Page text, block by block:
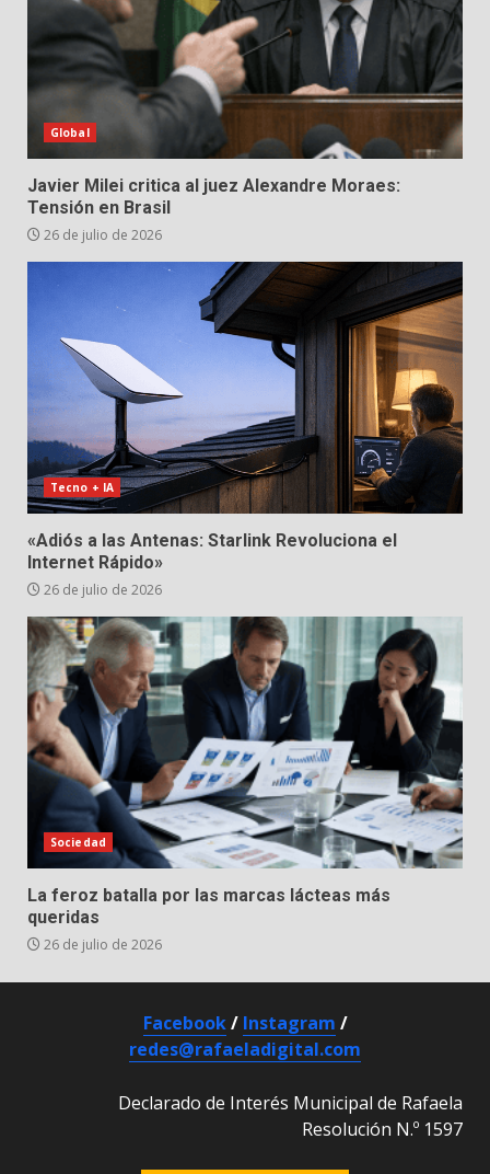
Global
Javier Milei critica al juez Alexandre Moraes:
Tensión en Brasil
26 de julio de 2026
Tecno + IA
«Adiós a las Antenas: Starlink Revoluciona el
Internet Rápido»
26 de julio de 2026
Sociedad
La feroz batalla por las marcas lácteas más
queridas
26 de julio de 2026
Facebook/ Instagram /
redes@rafaeladigital.com
Declarado de Interés Municipal de Rafaela
Resolución N.º 1597